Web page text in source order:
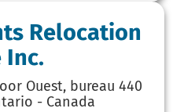
Relocation
Inc.
Ouest, bureau 440
- Canada